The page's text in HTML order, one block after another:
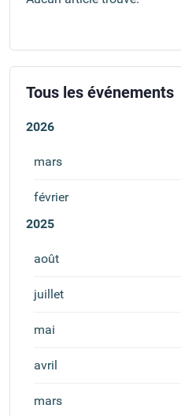
Tous les événements
2026
mars
février
2025
août
juillet
mai
avril
mars